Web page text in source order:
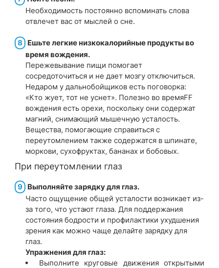
Необходимость постоянно вспоминать слова
отвлечет вас от мыслей о сне.
8 Ешьте легкие низкокалорийные продукты во
время вождения.
Пережевывание пищи помогает
сосредоточиться и не дает мозгу отключиться.
Недаром у дальнобойщиков есть поговорка:
«Кто жует, тот не уснет». Полезно во времяFF
вождения есть орехи, поскольку они содержат
магний, снимающий мышечную усталость.
Вещества, помогающие справиться с
переутомлением также содержатся в шпинате,
моркови, сухофруктах, бананах и бобовых.
При переутомлении глаз
9 Выполняйте зарядку для глаз.
Часто ощущение общей усталости возникает из-
за того, что устают глаза. Для поддержания
состояния бодрости и профилактики ухудшения
зрения как можно чаще делайте зарядку для
глаз.
Упражнения для глаз:
Выполните круговые движения открытыми